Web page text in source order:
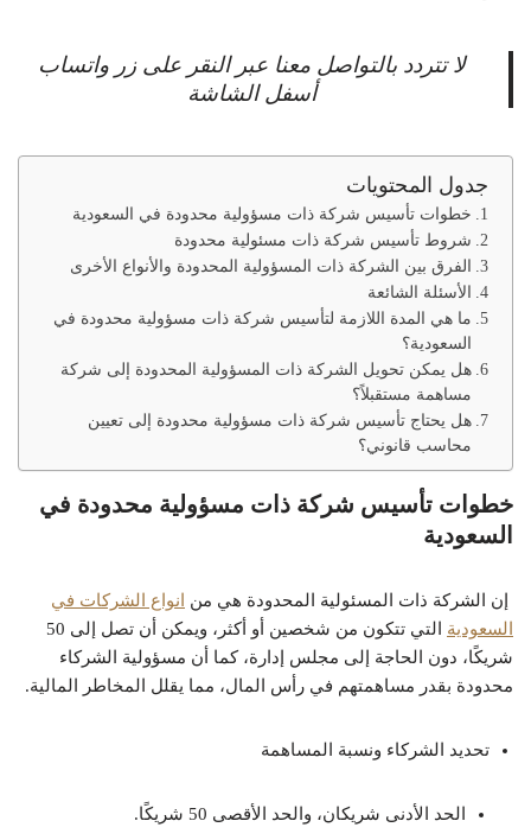
لا تتردد بالتواصل معنا عبر النقر على زر واتساب
أسفل الشاشة
جدول المحتويات
خطوات تأسيس شركة ذات مسؤولية محدودة في السعودية
شروط تأسيس شركة ذات مسئولية محدودة
الفرق بين الشركة ذات المسؤولية المحدودة والأنواع الأخرى
الأسئلة الشائعة
ما هي المدة اللازمة لتأسيس شركة ذات مسؤولية محدودة في
السعودية؟
هل يمكن تحويل الشركة ذات المسؤولية المحدودة إلى شركة
مساهمة مستقبلاً؟
هل يحتاج تأسيس شركة ذات مسؤولية محدودة إلى تعيين
محاسب قانوني؟
خطوات تأسيس شركة ذات مسؤولية محدودة في
السعودية
إن الشركة ذات المسئولية المحدودة هي من
انواع الشركات في
السعودية
التي تتكون من شخصين أو أكثر، ويمكن أن تصل إلى 50
شريكًا، دون الحاجة إلى مجلس إدارة، كما أن مسؤولية الشركاء
محدودة بقدر مساهمتهم في رأس المال، مما يقلل المخاطر المالية.
تحديد الشركاء ونسبة المساهمة
الحد الأدنى شريكان، والحد الأقصى 50 شريكًا.